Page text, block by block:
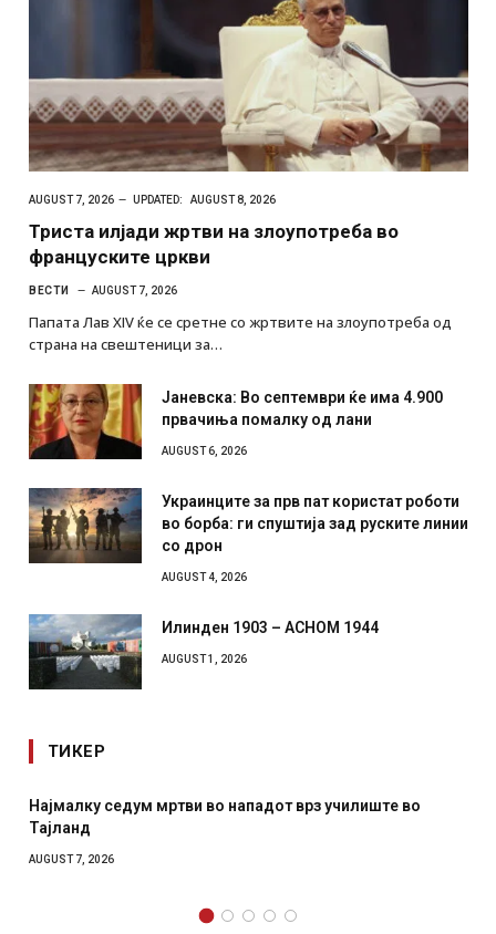
AUGUST 7, 2026 UPDATED: AUGUST 8, 2026
Триста илјади жртви на злоупотреба во
француските цркви
ВЕСТИ AUGUST 7, 2026
Папата Лав XIV ќе се сретне со жртвите на злоупотреба од
страна на свештеници за…
Јаневска: Во септември ќе има 4.900
првачиња помалку од лани
AUGUST 6, 2026
Украинците за прв пат користат роботи
во борба: ги спуштија зад руските линии
со дрон
AUGUST 4, 2026
Илинден 1903 – АСНОМ 1944
AUGUST 1, 2026
ТИКЕР
Најмалку седум мртви во нападот врз училиште во
Тајланд
AUGUST 7, 2026